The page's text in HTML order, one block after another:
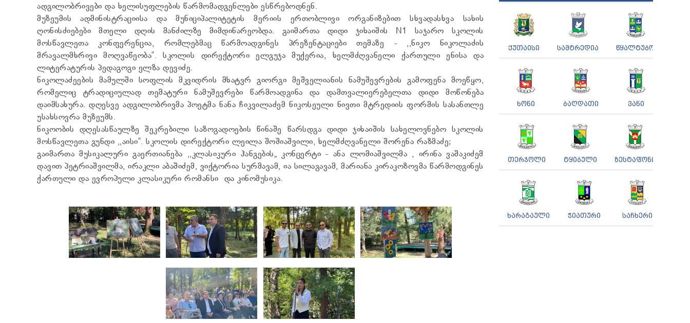
ადგილობრივები და ხელისუფლების წარმომადგენლები ესწრებოდნენ.
მუზეუმის ადმინისტრაციისა და მუნიციპალიტეტის მერიის ერთობლივი ორგანიზებით სხვადასხვა სახის
ღონისძიებები მთელი დღის მანძილზე მიმდინარეობდა. გაიმართა დიდი ჯიხაიშის N1 საჯარო სკოლის
მოსწავლეთა კონფერენცია, რომლებმაც წარმოადგინეს პრეზენტაციები თემაზე - ,,ნიკო ნიკოლაძის
მრავალმხრივი მოღვაწეობა“. სკოლის დირექტორი ელგუჯა მუქერია, ხელმძღვანელი ქართული ენისა და
ლიტერატურის პედაგოგი ელზა დევიძე.
ნიკოლაძეების მამულში სოფლის მკვიდრის მხატვრ გიორგი მეშველიანის ნამუშევრების გამოფენა მოეწყო,
რომელიც ტრადიციულად თემატური ნამუშევრები წარმოადგინა და დამთვალიერებელთა დიდი მოწონება
დაიმსახურა. დღესვე ადგილობრივმა პოეტმა ნანა ჩიკვილაძემ ნიკოსეული ნივთი მტრედიის ფორმის სასანთლე
უსახსოვრა მუზეუმს.
ნიკოობის დღესასწაულზე შეკრებილი საზოგადოების წინაშე წარსდგა დიდი ჯიხაიშის სახელოვნებო სკოლის
მოსწავლეთა გუნდი ,,აისი“. სკოლის დირექტორი ლეილა შოშიაშვილი, ხელმძღვანელი შორენა რაზმაძე;
გაიმართა მუსიკალური გაერთიანება ,,კლასიკური ჰანგების„ კონცერტი - ანა ლომიაშვილმა , ირინა ვაშაკიძემ
დავით პეტრიაშვილმა, ირაკლი აბაშიძემ, ვიქტორია სურმავამ, ია სილაგავამ, მარიანა კირაკოზოვმა წარმოდგინეს
ქართული და ევროპული კლასიკური რომანსი და კინომუსიკა.
ᲥᲣᲗᲐᲘᲡᲘ ᲡᲐᲛᲢᲠᲔᲓᲘᲐ ᲬᲧᲐᲚᲢᲣᲑᲝ
ᲮᲝᲜᲘ ᲑᲐᲦᲓᲐᲗᲘ ᲕᲐᲜᲘ
ᲗᲔᲠᲯᲝᲚᲘ ᲢᲧᲘᲑᲣᲚᲘ ᲖᲔᲡᲢᲐᲤᲝᲜᲘ
ᲮᲐᲠᲐᲒᲐᲣᲚᲘ ᲭᲘᲐᲗᲣᲠᲘ ᲡᲐᲩᲮᲔᲠᲘ